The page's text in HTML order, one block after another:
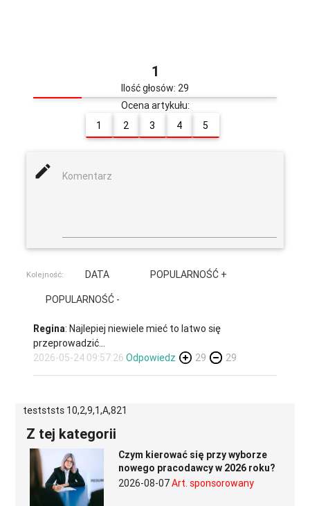
1
Ilość głosów: 29
Ocena artykułu:
1
2 3 4 5
mode_edit Komentarz
Kolejność: DATA
POPULARNOŚĆ +
POPULARNOŚĆ -
Regina: Najlepiej niewiele mieć to latwo się
przeprowadzić...
2026-05-24 09:57:26 Odpowiedz 29 29
testststs 10,2,9,1,A,821
Z tej kategorii
Czym kierować się przy wyborze
nowego pracodawcy w 2026 roku?
2026-08-07Art. sponsorowany